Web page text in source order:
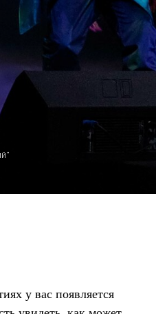
у вас появляется